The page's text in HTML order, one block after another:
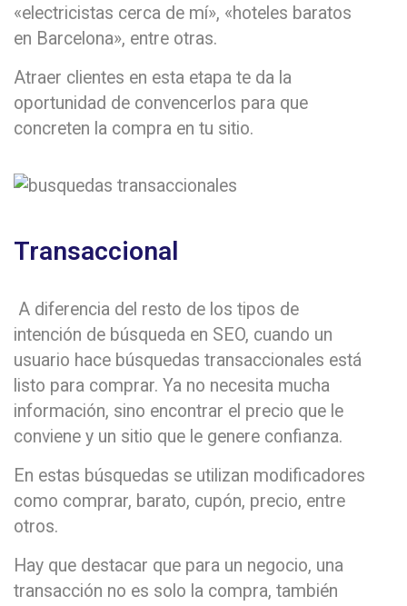
«electricistas cerca de mí», «hoteles baratos
en Barcelona», entre otras.
Atraer clientes en esta etapa te da la
oportunidad de convencerlos para que
concreten la compra en tu sitio.
Transaccional
A diferencia del resto de los tipos de
intención de búsqueda en SEO, cuando un
usuario hace búsquedas transaccionales está
listo para comprar. Ya no necesita mucha
información, sino encontrar el precio que le
conviene y un sitio que le genere confianza.
En estas búsquedas se utilizan modificadores
como comprar, barato, cupón, precio, entre
otros.
Hay que destacar que para un negocio, una
transacción no es solo la compra, también